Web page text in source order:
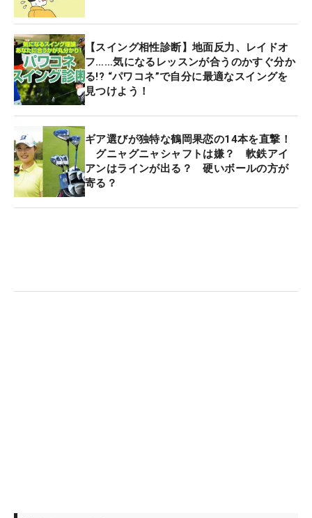
【スイング相性診断】地面反力、レイドオ
フ……気になるレッスンが合うのかすぐ分か
る!? “パワコネ”で自分に最適なスイングを
見つけよう！
ギア選びが独特な鶴岡果恋の14本を直撃！
グニャグニャシャフトは嫌？ 軟鉄アイ
アンはラインが出る？ 硬いボールの方が
寄る？